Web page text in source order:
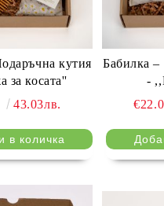
кутия
за косата''
43.03лв.
Бабилка –
-